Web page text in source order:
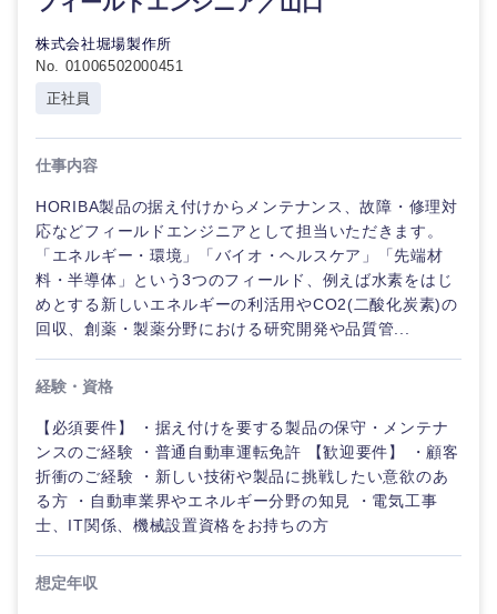
株式会社堀場製作所
No. 01006502000451
正社員
仕事内容
HORIBA製品の据え付けからメンテナンス、故障・修理対
応などフィールドエンジニアとして担当いただきます。
「エネルギー・環境」「バイオ・ヘルスケア」「先端材
料・半導体」という3つのフィールド、例えば水素をはじ
めとする新しいエネルギーの利活用やCO2(二酸化炭素)の
回収、創薬・製薬分野における研究開発や品質管...
経験・資格
【必須要件】 ・据え付けを要する製品の保守・メンテナ
ンスのご経験 ・普通自動車運転免許 【歓迎要件】 ・顧客
折衝のご経験 ・新しい技術や製品に挑戦したい意欲のあ
る方 ・自動車業界やエネルギー分野の知見 ・電気工事
士、IT関係、機械設置資格をお持ちの方
想定年収